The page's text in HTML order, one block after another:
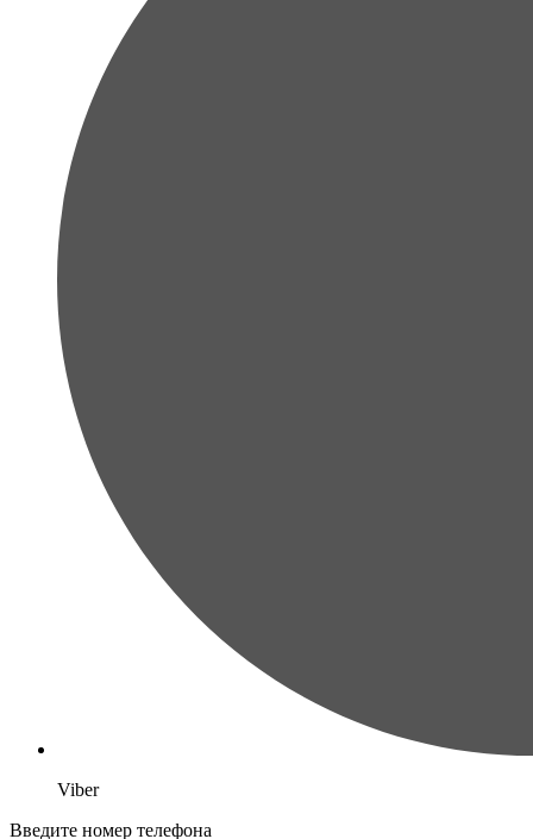
Viber
Введите номер телефона